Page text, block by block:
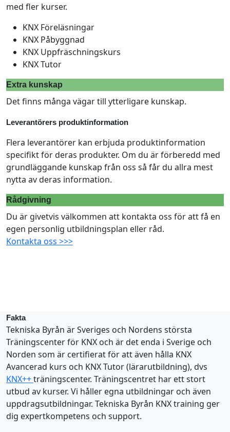
med fler kurser.
KNX Föreläsningar
KNX Påbyggnad
KNX Uppfräschningskurs
KNX Tutor
Extra kunskap
Det finns många vägar till ytterligare kunskap.
Leverantörers produktinformation
Flera leverantörer kan erbjuda produktinformation
specifikt för deras produkter. Om du är förberedd med
grundläggande kunskap från oss så får du allra mest
nytta av deras information.
Rådgivning
Du är givetvis välkommen att kontakta oss för att få en
egen personlig utbildningsplan eller råd.
Kontakta oss >>>
Fakta
Tekniska Byrån är Sveriges och Nordens största
Träningscenter för KNX och är det enda i Sverige och
Norden som är certifierat för att även hålla KNX
Avancerad kurs och KNX Tutor (lärarutbildning), dvs
KNX++träningscenter. Träningscentret har ett stort
utbud av kurser. Vi håller egna utbildningar och även
uppdragsutbildningar. Tekniska Byrån KNX training ger
dig expertkompetens och support.